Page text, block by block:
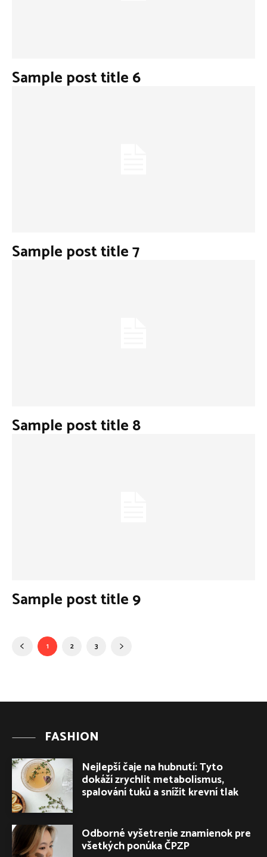
Sample post title 6
Sample post title 7
Sample post title 8
Sample post title 9
1 2 3
FASHION
Nejlepší čaje na hubnutí: Tyto
dokáží zrychlit metabolismus,
spalování tuků a snížit krevní tlak
Odborné vyšetrenie znamienok pre
všetkých ponúka ČPZP